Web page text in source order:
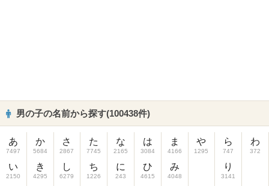
男の子の名前から探す(100438件)
あ
7497
い
2150
か
5684
き
4295
さ
2867
し
6279
た
7745
ち
1226
な
2165
に
243
は
3084
ひ
4615
ま
4166
み
4048
や
1295
ら
747
り
3141
わ
372